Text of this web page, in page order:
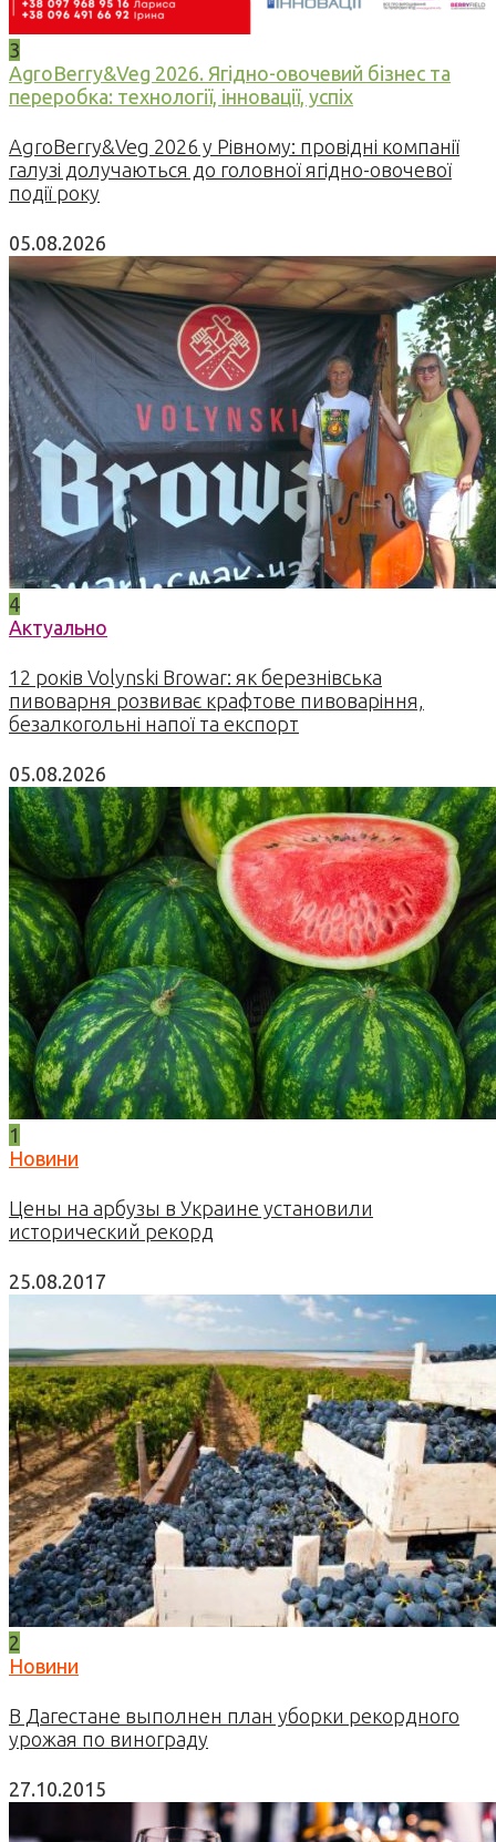
3
AgroBerry&Veg 2026. Ягідно-овочевий бізнес та
переробка: технології, інновації, успіх
AgroBerry&Veg 2026 у Рівному: провідні компанії
галузі долучаються до головної ягідно-овочевої
події року
05.08.2026
4
Актуально
12 років Volynski Browar: як березнівська
пивоварня розвиває крафтове пивоваріння,
безалкогольні напої та експорт
05.08.2026
1
Новини
Цены на арбузы в Украине установили
исторический рекорд
25.08.2017
2
Новини
В Дагестане выполнен план уборки рекордного
урожая по винограду
27.10.2015